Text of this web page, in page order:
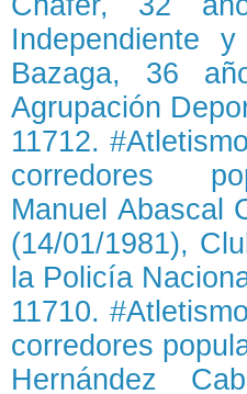
Independiente
Bazaga, 36
Agrupación
11712.
corredores
Manuel Abascal
(14/01/1981),
la Policía
11710.
corredores
Hernández